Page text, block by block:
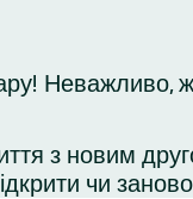
Неважливо,
з новим
чи